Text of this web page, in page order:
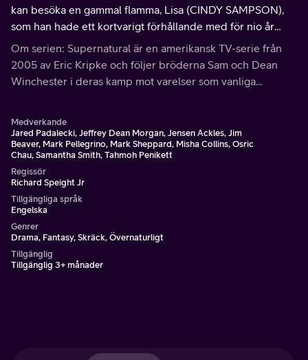
kan besöka en gammal flamma, Lisa (CINDY SAMPSON),
som han hade ett kortvarigt förhållande med för nio år
sedan.
Om serien: Supernatural är en amerikansk TV-serie från
2005 av Eric Kripke och följer bröderna Sam och Dean
Winchester i deras kamp mot varelser som vanliga
Medverkande
Jared Padalecki, Jeffrey Dean Morgan, Jensen Ackles, Jim
Beaver, Mark Pellegrino, Mark Sheppard, Misha Collins, Osric
Chau, Samantha Smith, Tahmoh Penikett
Regissör
Richard Speight Jr
Tillgängliga språk
Engelska
Genrer
Drama, Fantasy, Skräck, Övernaturligt
Tillgänglig
Tillgänglig 3+ månader